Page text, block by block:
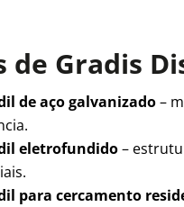
de Gradis
de aço galvanizado–
eletrofundido–
para cercamento